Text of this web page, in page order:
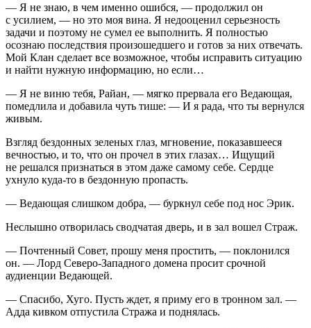
— Я не знаю, в чем именно ошибся, — продолжил он
с усилием, — но это моя вина. Я недооценил серьезность
задачи и поэтому не сумел ее выполнить. Я полностью
осознаю последствия произошедшего и готов за них отвечать.
Мой Клан сделает все возможное, чтобы исправить ситуацию
и найти нужную информацию, но если…
— Я не виню тебя, Райан, — мягко прервала его Ведающая,
помедлила и добавила чуть тише: — И я рада, что ты вернулся
живым.
Взгляд бездонных зеленых глаз, мгновение, показавшееся
вечностью, и то, что он прочел в этих глазах… Ищущий
не решался признаться в этом даже самому себе. Сердце
ухнуло куда-то в бездонную пропасть.
— Ведающая слишком добра, — буркнул себе под нос Эрик.
Неслышно отворилась сводчатая дверь, и в зал вошел Страж.
— Почтенный Совет, прошу меня простить, — поклонился
он. — Лорд Северо-Западного домена просит срочной
аудиенции Ведающей.
— Спасибо, Хуго. Пусть ждет, я приму его в тронном зал. —
Адда кивком отпустила Стража и поднялась.